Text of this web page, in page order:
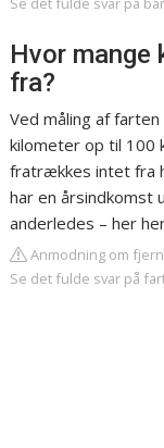
Hvor
fra?
Ved måling af
kilometer op til 100
fratrækkes intet fra
har en årsindkomst
anderledes – her
Anmodning om
Se det fulde svar på